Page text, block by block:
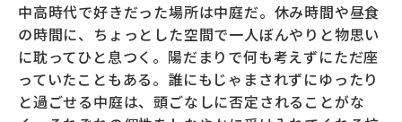
中高時代で好きだった場所は中庭だ。休み時間や昼食
の時間に、ちょっとした空間で一人ぼんやりと物思い
に耽ってひと息つく。陽だまりで何も考えずにただ座
っていたこともある。誰にもじゃまされずにゆったり
と過ごせる中庭は、頭ごなしに否定されることがな